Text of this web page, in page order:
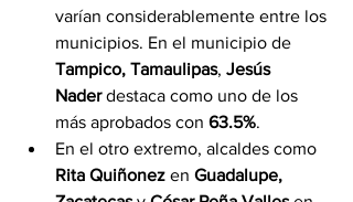
varían considerablemente entre los
municipios. En el municipio de
Tampico, Tamaulipas, Jesús
Nader destaca como uno de los
más aprobados con 63.5%.
En el otro extremo, alcaldes como
Rita Quiñonez en Guadalupe,